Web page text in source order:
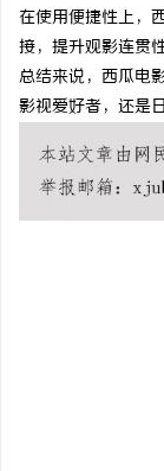
在使用便捷性上，
接，提升观影连贯
总结来说，西瓜电
影视爱好者，还是